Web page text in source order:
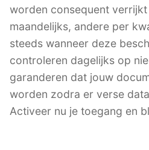
worden consequent verrijkt
maandelijks, andere per
steeds wanneer deze
controleren dagelijks op
garanderen dat jouw
worden zodra er verse
Activeer nu je toegang en